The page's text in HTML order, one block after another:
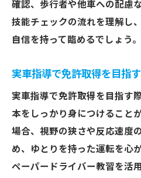
確認、歩行者や他車への配慮
技能チェックの流れを理解し
自信を持って臨めるでしょう。
実車指導で免許取得を目指
実車指導で免許取得を目指す
本をしっかり身につけること
場合、視野の狭さや反応速度
め、ゆとりを持った運転を心
ペーパードライバー教習を活